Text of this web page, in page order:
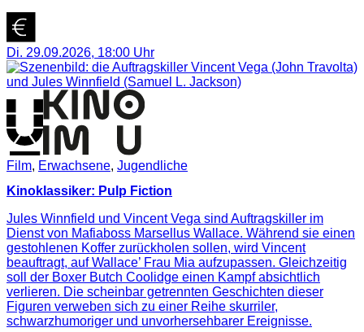
Di. 29.09.2026, 18:00 Uhr
Film, Erwachsene, Jugendliche
Kinoklassiker: Pulp Fiction
Jules Winnfield und Vincent Vega sind Auftragskiller im
Dienst von Mafiaboss Marsellus Wallace. Während sie einen
gestohlenen Koffer zurückholen sollen, wird Vincent
beauftragt, auf Wallace’ Frau Mia aufzupassen. Gleichzeitig
soll der Boxer Butch Coolidge einen Kampf absichtlich
verlieren. Die scheinbar getrennten Geschichten dieser
Figuren verweben sich zu einer Reihe skurriler,
schwarzhumoriger und unvorhersehbarer Ereignisse.